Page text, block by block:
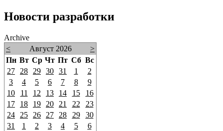
Новости разработки
Archive
<
Август 2026
>
Пн Вт Ср Чт Пт Сб Вс
27
28 29 30 31 1
2
3
4 5 6 7 8
9
10
11 12 13 14 15
16
17
18 19 20 21 22
23
24
25 26 27 28 29
30
31
1 2 3 4 5
6